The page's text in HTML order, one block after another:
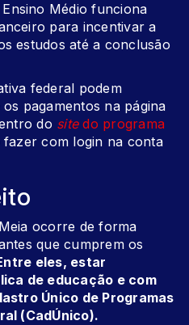
Médio funciona
para incentivar a
estudos até a conclusão
federal podem
pagamentos na página
do sitedo programa
fazer com login na conta
ocorre de forma
que cumprem os
eles, estar
de educação e com
Único de Programas
(CadÚnico).